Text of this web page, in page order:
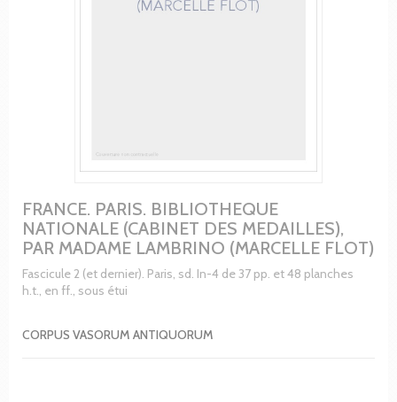
FRANCE. PARIS. BIBLIOTHEQUE
NATIONALE (CABINET DES MEDAILLES),
PAR MADAME LAMBRINO (MARCELLE FLOT)
Fascicule 2 (et dernier). Paris, sd. In-4 de 37 pp. et 48 planches
h.t., en ff., sous étui
CORPUS VASORUM ANTIQUORUM